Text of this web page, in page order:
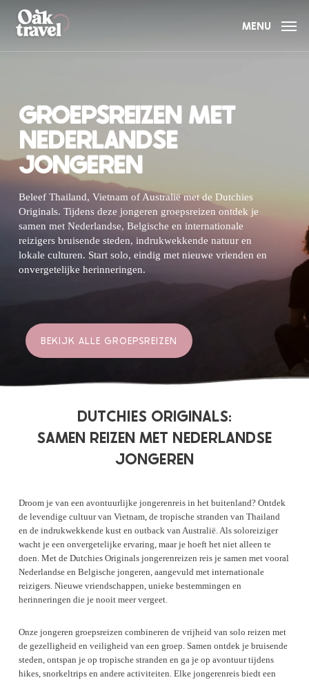
main
MENU
GROEPSREIZEN MET
NEDERLANDSE
JONGEREN
Beleef Thailand, Vietnam of Australië met de Dutchies
Originals. Tijdens deze jongeren groepsreizen ontdek je
samen met Nederlandse, Belgische en internationale
reizigers bruisende steden, indrukwekkende natuur en
lokale culturen. Start solo, eindig met nieuwe vrienden en
onvergetelijke herinneringen.
BEKIJK ALLE GROEPSREIZEN
DUTCHIES ORIGINALS:
SAMEN REIZEN MET NEDERLANDSE
JONGEREN
Droom je van een avontuurlijke jongerenreis in het buitenland? Ontdek
de levendige cultuur van Vietnam, de tropische stranden van Thailand
en de indrukwekkende kust en outback van Australië. Als soloreiziger
wacht je een onvergetelijke ervaring, maar je hoeft het niet alleen te
doen. Met de Dutchies Originals jongerenreizen reis je samen met vooral
Nederlandse en Belgische jongeren, aangevuld met internationale
reizigers. Nieuwe vriendschappen, unieke bestemmingen en
herinneringen die je nooit meer vergeet.
Onze jongeren groepsreizen combineren de vrijheid van solo reizen met
de gezelligheid en veiligheid van een groep. Samen ontdek je bruisende
steden, ontspan je op tropische stranden en ga je op avontuur tijdens
hikes, snorkeltrips en andere activiteiten. Elke jongerenreis biedt een